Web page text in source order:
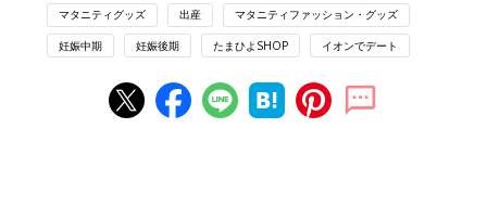
お産に必要なグッズ
□前開きのマタニティパジャマ
□靴下（くるぶしが隠れるタイプが◎）
マタニティグッズ 出産 マタニティファッション・グッズ
妊娠中期 妊娠後期 たまひよSHOP イオンでデート